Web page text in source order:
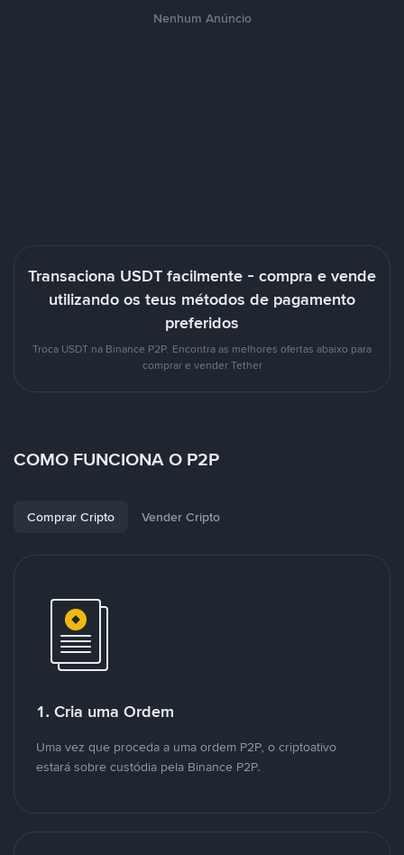
Nenhum Anúncio
Transaciona USDT facilmente - compra e vende
utilizando os teus métodos de pagamento
preferidos
Troca USDT na Binance P2P. Encontra as melhores ofertas abaixo para
comprar e vender Tether
COMO FUNCIONA O P2P
Comprar Cripto Vender Cripto
1. Cria uma Ordem
Uma vez que proceda a uma ordem P2P, o criptoativo
estará sobre custódia pela Binance P2P.